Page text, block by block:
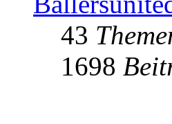
43
1698